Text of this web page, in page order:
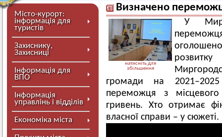
Місто-курорт:
інформація для
туристів
Захиснику,
Захисниці
Інформація для
ВПО
Інформація
управлінь і відділів
Економіка міста
Визначено
натисніть для
збільшення
У
громади на
переможця з
гривень. Хто отримає
власної справи – у сюжеті.